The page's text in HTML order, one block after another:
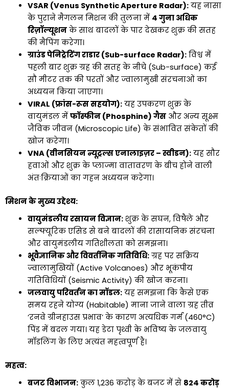
VSAR (Venus Synthetic Aperture Radar):यह नासा
के पुराने मैगलन मिशन की तुलना में 4 गुना अधिक
रिज़ॉल्यूशनके साथ बादलों के पार देखकर शुक्र की सतह
की मैपिंग करेगा।
ग्राउंड पेनिट्रेटिंग राडार (Sub-surface Radar):विश्व में
पहली बार शुक्र ग्रह की सतह के नीचे (Sub-surface) कई
सौ मीटर तक की परतों और ज्वालामुखी संरचनाओं का
अध्ययन किया जाएगा।
VIRAL (फ्रांस-रूस सहयोग):यह उपकरण शुक्र के
वायुमंडल में फॉस्फीन (Phosphine) गैसऔर अन्य सूक्ष्म
जैविक जीवन (Microscopic Life) के संभावित संकेतों की
खोज करेगा।
VNA (वीनसियन न्यूट्रल्स एनालाइज़र – स्वीडन):यह सौर
हवाओं और शुक्र के प्लाज्मा वातावरण के बीच होने वाली
अंतःक्रियाओं का गहन अध्ययन करेगा।
मिशन के मुख्य उद्देश्य:
वायुमंडलीय रसायन विज्ञान:शुक्र के सघन, विषैले और
सल्फ्यूरिक एसिड से बने बादलों की रासायनिक संरचना
और वायुमंडलीय गतिशीलता को समझना।
भूवैज्ञानिक और विवर्तनिक गतिविधि:ग्रह पर सक्रिय
ज्वालामुखियों (Active Volcanoes) और भूकंपीय
गतिविधियों (Seismic Activity) की खोज करना।
जलवायु परिवर्तन का मॉडल:यह समझना कि कैसे एक
समय रहने योग्य (Habitable) माना जाने वाला ग्रह तीव्र
‘रनवे ग्रीनहाउस प्रभाव’ के कारण अत्यधिक गर्म (460°C)
पिंड में बदल गया। यह डेटा पृथ्वी के भविष्य के जलवायु
मॉडलिंग के लिए अत्यंत महत्वपूर्ण है।
महत्व:
बजट विभाजन:कुल ₹1,236 करोड़ के बजट में से ₹824 करोड़